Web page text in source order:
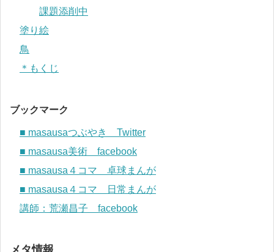
課題添削中
塗り絵
鳥
＊もくじ
ブックマーク
■ masausaつぶやき Twitter
■ masausa美術 facebook
■ masausa４コマ 卓球まんが
■ masausa４コマ 日常まんが
講師：荒瀬昌子 facebook